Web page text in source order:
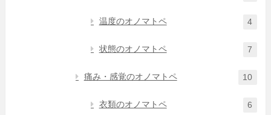
温度のオノマトペ 4
状態のオノマトペ 7
痛み・感覚のオノマトペ 10
衣類のオノマトペ 6